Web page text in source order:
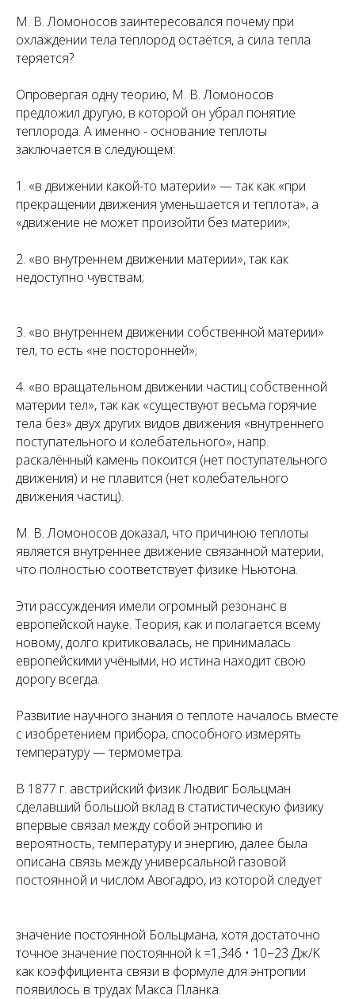
М. В. Ломоносов заинтересовался почему при
охлаждении тела теплород остаётся, а сила тепла
теряется?
Опровергая одну теорию, М. В. Ломоносов
предложил другую, в которой он убрал понятие
теплорода. А именно - основание теплоты
заключается в следующем:
1. «в движении какой-то материи» — так как «при
прекращении движения уменьшается и теплота», а
«движение не может произойти без материи»;
2. «во внутреннем движении материи», так как
недоступно чувствам;
3. «во внутреннем движении собственной материи»
тел, то есть «не посторонней»;
4. «во вращательном движении частиц собственной
материи тел», так как «существуют весьма горячие
тела без» двух других видов движения «внутреннего
поступательного и колебательного», напр.
раскалённый камень покоится (нет поступательного
движения) и не плавится (нет колебательного
движения частиц).
М. В. Ломоносов доказал, что причиною теплоты
является внутреннее движение связанной материи,
что полностью соответствует физике Ньютона.
Эти рассуждения имели огромный резонанс в
европейской науке. Теория, как и полагается всему
новому, долго критиковалась, не принималась
европейскими учёными, но истина находит свою
дорогу всегда.
Развитие научного знания о теплоте началось вместе
с изобретением прибора, способного измерять
температуру — термометра.
В 1877 г. австрийский физик Людвиг Больцман
сделавший большой вклад в статистическую физику
впервые связал между собой энтропию и
вероятность, температуру и энергию, далее была
описана связь между универсальной газовой
постоянной и числом Авогадро, из которой следует
значение постоянной Больцмана, хотя достаточно
точное значение постоянной k=1,346 • 10−23 Дж/K
как коэффициента связи в формуле для энтропии
появилось в трудах Макса Планка.